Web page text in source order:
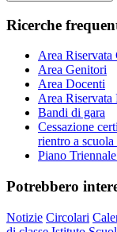
Ricerche
Area Riservata
Area Genitori
Area Docenti
Area Riservata
Bandi di gara
Cessazione
rientro a scuola
Piano
Potrebbero
Notizie Circolari